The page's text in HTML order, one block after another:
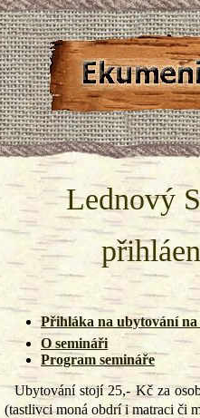
Lednový
Přihláka na ubytování
O semináři
Program semináře
Ubytování stojí 25,- Kč za
(tastlivci moná obdrí i matraci či